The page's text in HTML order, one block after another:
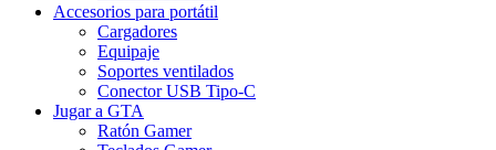
Accesorios para portátil
Cargadores
Equipaje
Soportes ventilados
Conector USB Tipo-C
Jugar a GTA
Ratón Gamer